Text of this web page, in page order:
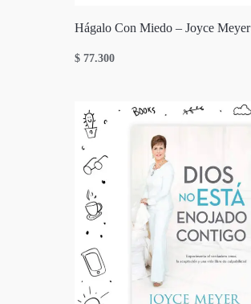
Hágalo Con Miedo – Joyce Meyer
$ 77.300